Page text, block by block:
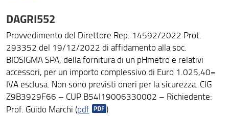
DAGRI552
Provvedimento del Direttore Rep. 14592/2022 Prot.
293352 del 19/12/2022 di affidamento alla soc.
BIOSIGMA SPA, della fornitura di un pHmetro e relativi
accessori, per un importo complessivo di Euro 1.025,40=
IVA esclusa. Non sono previsti oneri per la sicurezza. CIG
Z9B3929F66 – CUP B54I19006330002 – Richiedente:
Prof. Guido Marchi (pdf )